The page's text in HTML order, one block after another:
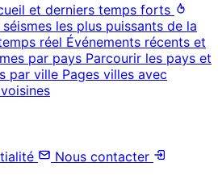
et derniers temps forts
séismes les plus puissants de la
réel Événements récents et
par pays Parcourir les pays et
par ville Pages villes avec
Nous contacter